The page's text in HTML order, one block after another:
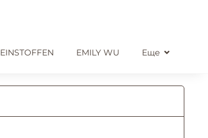
EINSTOFFEN EMILY WU Еще